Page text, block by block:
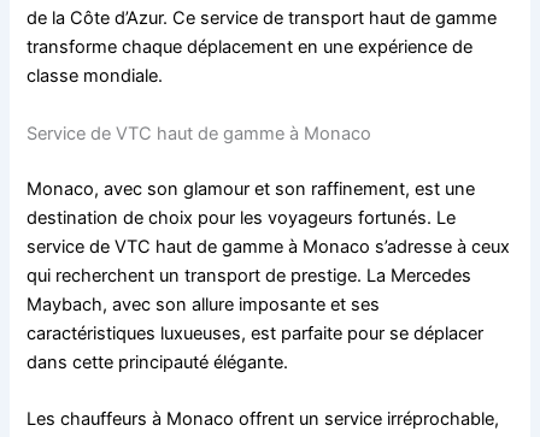
de la Côte d’Azur. Ce service de transport haut de gamme
transforme chaque déplacement en une expérience de
classe mondiale.
Service de VTC haut de gamme à Monaco
Monaco, avec son glamour et son raffinement, est une
destination de choix pour les voyageurs fortunés. Le
service de VTC haut de gamme à Monaco s’adresse à ceux
qui recherchent un transport de prestige. La Mercedes
Maybach, avec son allure imposante et ses
caractéristiques luxueuses, est parfaite pour se déplacer
dans cette principauté élégante.
Les chauffeurs à Monaco offrent un service irréprochable,